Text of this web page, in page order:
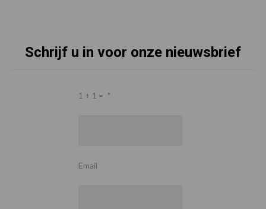
Schrijf u in voor onze nieuwsbrief
1 + 1 = *
Email